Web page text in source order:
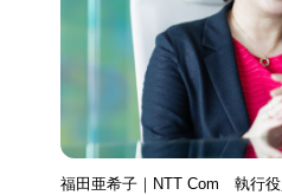
福田亜希子｜NTT Com 執行